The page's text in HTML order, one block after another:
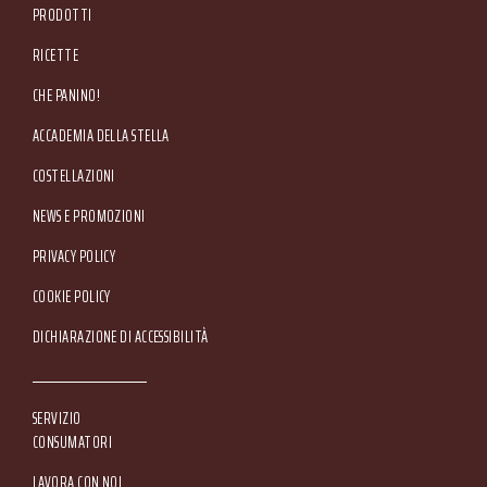
PRODOTTI
RICETTE
CHE PANINO!
ACCADEMIA DELLA STELLA
COSTELLAZIONI
NEWS E PROMOZIONI
Footer Service Menu
PRIVACY POLICY
COOKIE POLICY
DICHIARAZIONE DI ACCESSIBILITÀ
SERVIZIO
CONSUMATORI